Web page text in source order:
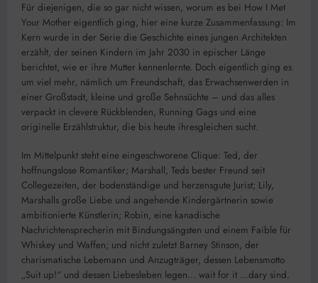
Für diejenigen, die so gar nicht wissen, worum es bei How I Met
Your Mother eigentlich ging, hier eine kurze Zusammenfassung: Im
Kern wurde in der Serie die Geschichte eines jungen Architekten
erzählt, der seinen Kindern im Jahr 2030 in epischer Länge
berichtet, wie er ihre Mutter kennenlernte. Doch eigentlich ging es
um viel mehr, nämlich um Freundschaft, das Erwachsenwerden in
einer Großstadt, kleine und große Sehnsüchte – und das alles
verpackt in clevere Rückblenden, Running Gags und eine
originelle Erzählstruktur, die bis heute ihresgleichen sucht.
Im Mittelpunkt steht eine eingeschworene Clique: Ted, der
hoffnungslose Romantiker; Marshall, Teds bester Freund seit
Collegezeiten, der bodenständige und herzensgute Jurist; Lily,
Marshalls große Liebe und angehende Kindergärtnerin sowie
ambitionierte Künstlerin; Robin, eine kanadische
Nachrichtensprecherin mit Bindungsängsten und einem Faible für
Whiskey und Waffen; und nicht zuletzt Barney Stinson, der
charismatische Lebemann und Anzugträger, dessen Lebensmotto
„Suit up!“ und dessen Liebesleben legen… wait for it …dary sind.